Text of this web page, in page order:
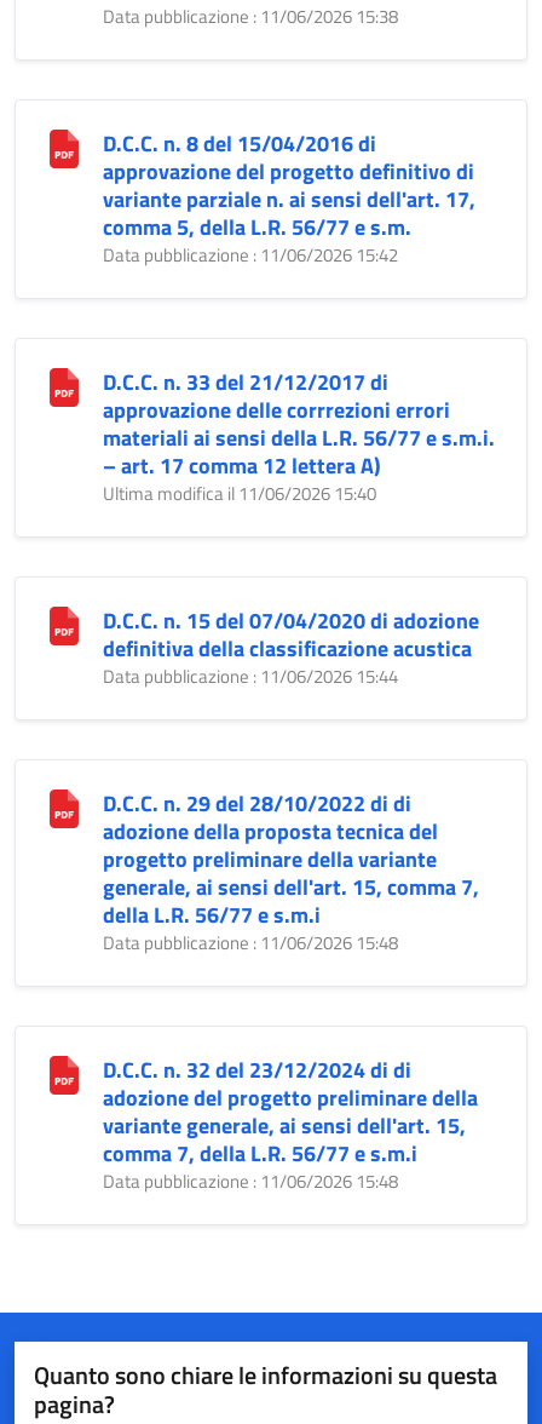
Data pubblicazione : 11/06/2026 15:38
D.C.C. n. 8 del 15/04/2016 di
approvazione del progetto definitivo di
variante parziale n. ai sensi dell'art. 17,
comma 5, della L.R. 56/77 e s.m.
Data pubblicazione : 11/06/2026 15:42
D.C.C. n. 33 del 21/12/2017 di
approvazione delle corrrezioni errori
materiali ai sensi della L.R. 56/77 e s.m.i.
– art. 17 comma 12 lettera A)
Ultima modifica il 11/06/2026 15:40
D.C.C. n. 15 del 07/04/2020 di adozione
definitiva della classificazione acustica
Data pubblicazione : 11/06/2026 15:44
D.C.C. n. 29 del 28/10/2022 di di
adozione della proposta tecnica del
progetto preliminare della variante
generale, ai sensi dell'art. 15, comma 7,
della L.R. 56/77 e s.m.i
Data pubblicazione : 11/06/2026 15:48
D.C.C. n. 32 del 23/12/2024 di di
adozione del progetto preliminare della
variante generale, ai sensi dell'art. 15,
comma 7, della L.R. 56/77 e s.m.i
Data pubblicazione : 11/06/2026 15:48
Quanto sono chiare le informazioni su questa
pagina?